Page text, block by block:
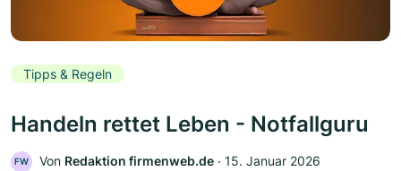
Tipps & Regeln
Handeln rettet Leben - Notfallguru
FW Von Redaktion firmenweb.de ‧ 15. Januar 2026